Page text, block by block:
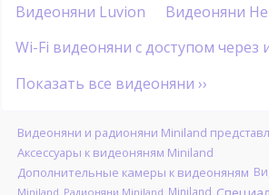
Видеоняни Luvion
Видеоняни
Wi-Fi видеоняни с доступом через
Показать все видеоняни ››
Видеоняни и радионяни Miniland
Аксессуары к видеоняням Miniland
Дополнительные камеры к видеоняням
Miniland Радионяни Miniland